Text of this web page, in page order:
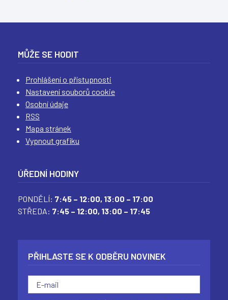
MŮŽE SE HODIT
Prohlášení o přístupnosti
Nastavení souborů cookie
Osobní údaje
RSS
Mapa stránek
Vypnout grafiku
ÚŘEDNÍ HODINY
PONDĚLÍ: 7:45 – 12:00, 13:00 – 17:00
STŘEDA: 7:45 – 12:00, 13:00 – 17:45
PŘIHLASTE SE K ODBĚRU NOVINEK